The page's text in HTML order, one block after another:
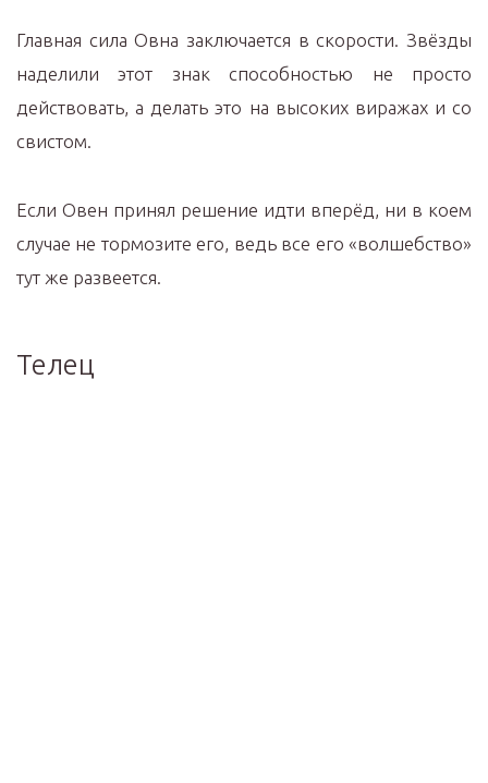
Главная сила Овна заключается в скорости. Звёзды
наделили этот знак способностью не просто
действовать, а делать это на высоких виражах и со
свистом.
Если Овен принял решение идти вперёд, ни в коем
случае не тормозите его, ведь все его «волшебство»
тут же развеется.
Телец